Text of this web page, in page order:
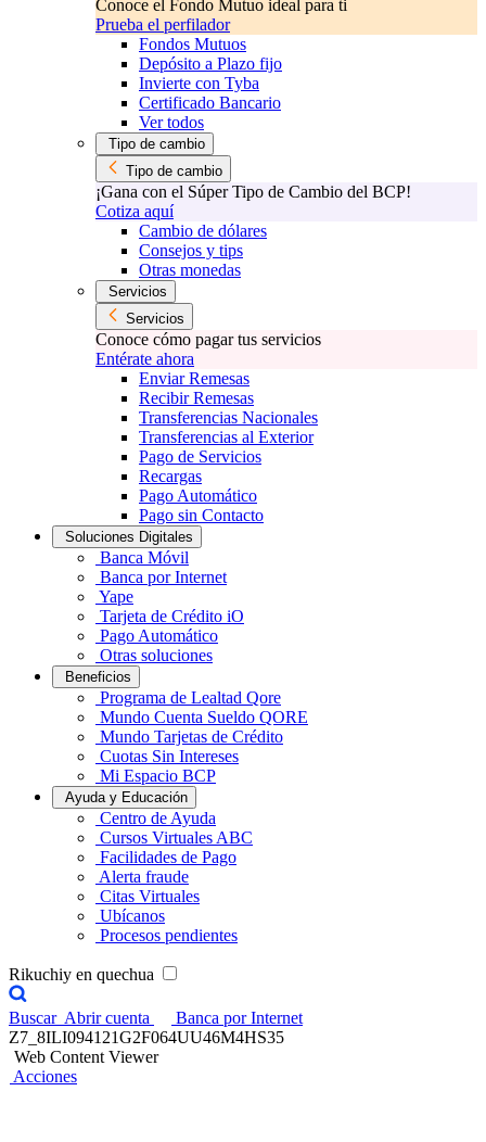
Conoce el Fondo Mutuo ideal para ti
Prueba el perfilador
Fondos Mutuos
Depósito a Plazo fijo
Invierte con Tyba
Certificado Bancario
Ver todos
Tipo de cambio
Tipo de cambio
¡Gana con el Súper Tipo de Cambio del BCP!
Cotiza aquí
Cambio de dólares
Consejos y tips
Otras monedas
Servicios
Servicios
Conoce cómo pagar tus servicios
Entérate ahora
Enviar Remesas
Recibir Remesas
Transferencias Nacionales
Transferencias al Exterior
Pago de Servicios
Recargas
Pago Automático
Pago sin Contacto
Soluciones Digitales
Banca Móvil
Banca por Internet
Yape
Tarjeta de Crédito iO
Pago Automático
Otras soluciones
Beneficios
Programa de Lealtad Qore
Mundo Cuenta Sueldo QORE
Mundo Tarjetas de Crédito
Cuotas Sin Intereses
Mi Espacio BCP
Ayuda y Educación
Centro de Ayuda
Cursos Virtuales ABC
Facilidades de Pago
Alerta fraude
Citas Virtuales
Ubícanos
Procesos pendientes
Rikuchiy en quechua
Buscar Abrir cuenta
Banca por Internet
Z7_8ILI094121G2F064UU46M4HS35
Web Content Viewer
Acciones